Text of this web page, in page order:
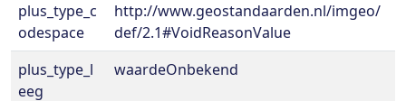
plus_type_c
odespace
http://www.geostandaarden.nl/imgeo/
def/2.1#VoidReasonValue
plus_type_l
eeg
waardeOnbekend